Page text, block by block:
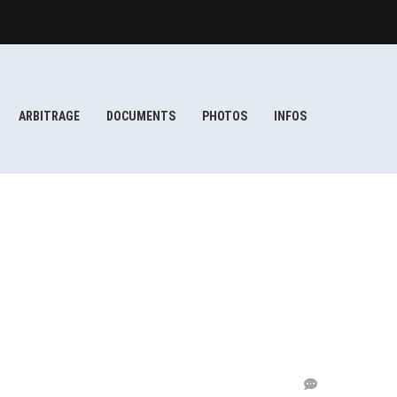
ARBITRAGE DOCUMENTS PHOTOS INFOS